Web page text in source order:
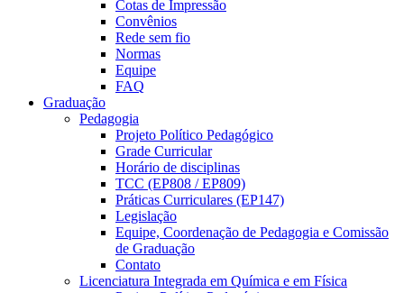
Cotas de Impressão
Convênios
Rede sem fio
Normas
Equipe
FAQ
Graduação
Pedagogia
Projeto Político Pedagógico
Grade Curricular
Horário de disciplinas
TCC (EP808 / EP809)
Práticas Curriculares (EP147)
Legislação
Equipe, Coordenação de Pedagogia e Comissão
de Graduação
Contato
Licenciatura Integrada em Química e em Física